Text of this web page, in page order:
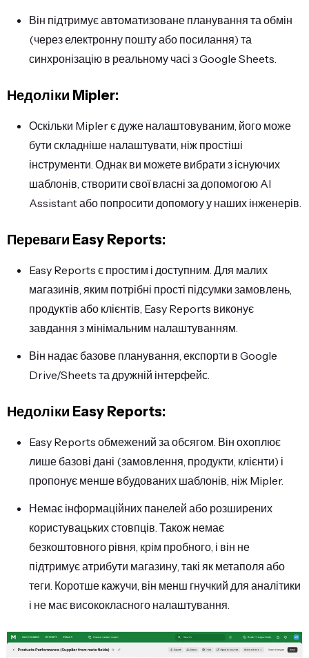
Він підтримує автоматизоване планування та обмін
(через електронну пошту або посилання) та
синхронізацію в реальному часі з Google Sheets.
Недоліки Mipler:
Оскільки Mipler є дуже налаштовуваним, його може
бути складніше налаштувати, ніж простіші
інструменти. Однак ви можете вибрати з існуючих
шаблонів, створити свої власні за допомогою AI
Assistant або попросити допомогу у наших інженерів.
Переваги Easy Reports:
Easy Reports є простим і доступним. Для малих
магазинів, яким потрібні прості підсумки замовлень,
продуктів або клієнтів, Easy Reports виконує
завдання з мінімальним налаштуванням.
Він надає базове планування, експорти в Google
Drive/Sheets та дружній інтерфейс.
Недоліки Easy Reports:
Easy Reports обмежений за обсягом. Він охоплює
лише базові дані (замовлення, продукти, клієнти) і
пропонує менше вбудованих шаблонів, ніж Mipler.
Немає інформаційних панелей або розширених
користувацьких стовпців. Також немає
безкоштовного рівня, крім пробного, і він не
підтримує атрибути магазину, такі як метаполя або
теги. Коротше кажучи, він менш гнучкий для аналітики
і не має висококласного налаштування.